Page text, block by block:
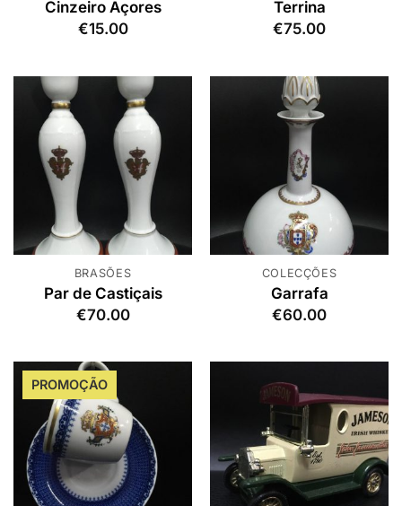
Cinzeiro Açores
€15.00
Terrina
€75.00
BRASÕES
Par de Castiçais
€70.00
COLECÇÕES
Garrafa
€60.00
PROMOÇÃO